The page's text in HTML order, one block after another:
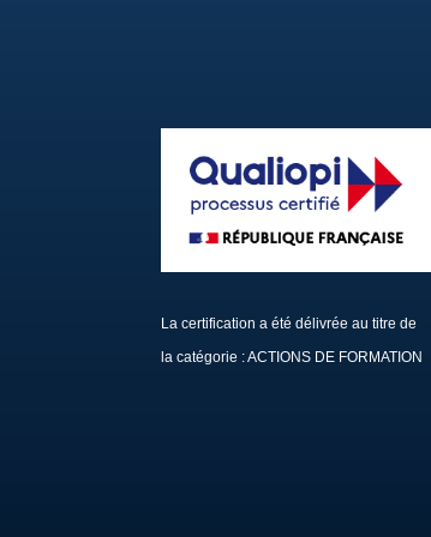
La certification a été délivrée au titre de
la catégorie : ACTIONS DE FORMATION